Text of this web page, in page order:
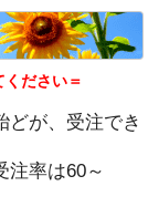
ください＝
どが、受注でき
率は60～